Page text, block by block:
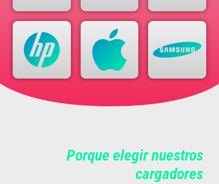
Porque elegir nuestros
cargadores